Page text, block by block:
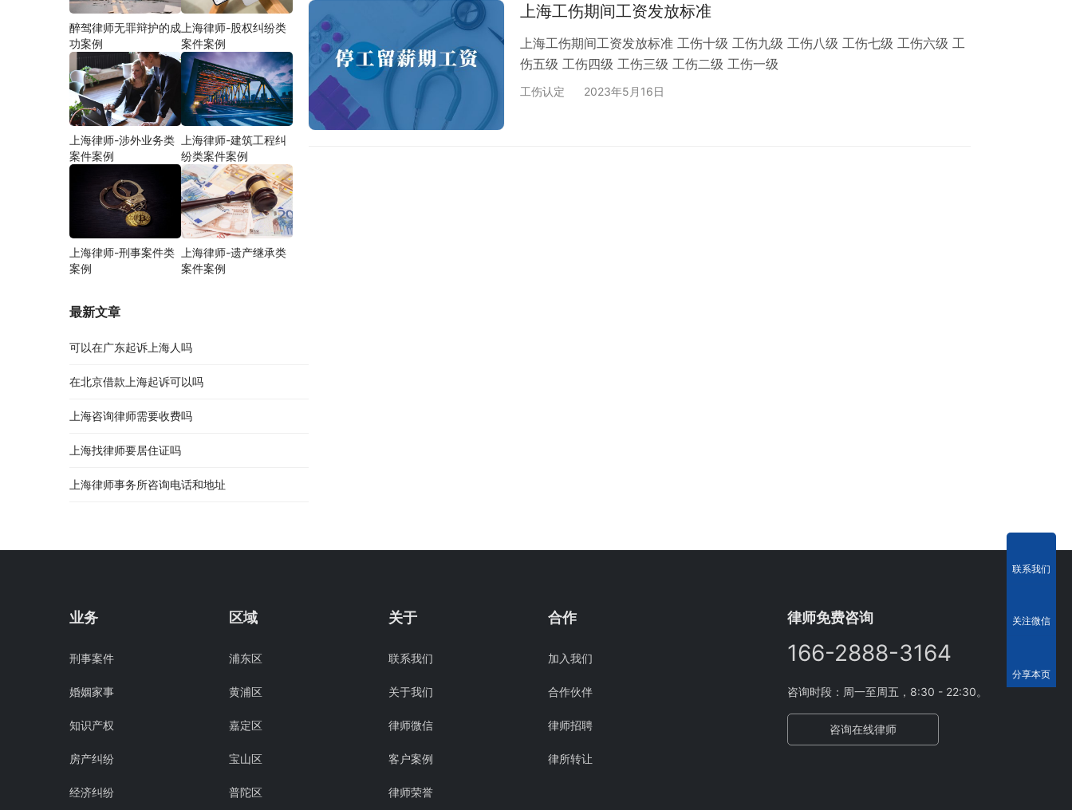
上海工伤期间工资发放标准
上海工伤期间工资发放标准 工伤十级 工伤九级 工伤八级 工伤七级 工伤六级 工
伤五级 工伤四级 工伤三级 工伤二级 工伤一级
工伤认定 2023年5月16日
醉驾律师无罪辩护的成
功案例
上海律师-股权纠纷类
案件案例
上海律师-涉外业务类
案件案例
上海律师-建筑工程纠
纷类案件案例
上海律师-刑事案件类
案例
上海律师-遗产继承类
案件案例
最新文章
可以在广东起诉上海人吗
在北京借款上海起诉可以吗
上海咨询律师需要收费吗
上海找律师要居住证吗
上海律师事务所咨询电话和地址
业务
刑事案件
婚姻家事
知识产权
房产纠纷
经济纠纷
区域
浦东区
黄浦区
嘉定区
宝山区
普陀区
关于
联系我们
关于我们
律师微信
客户案例
律师荣誉
合作
加入我们
合作伙伴
律师招聘
律所转让
律师免费咨询
166-2888-3164
咨询时段：周一至周五，8:30 - 22:30。
咨询在线律师
联系我们
关注微信
分享本页